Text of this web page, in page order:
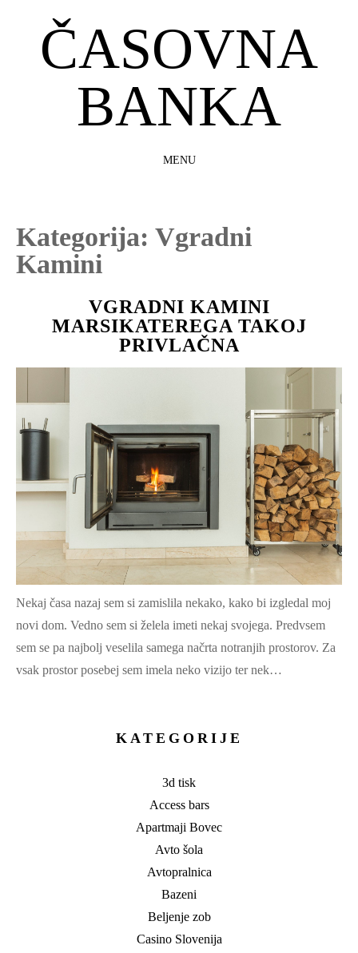
ČASOVNA
BANKA
MENU
CONTENT
Kategorija: Vgradni
Kamini
VGRADNI KAMINI
MARSIKATEREGA TAKOJ
PRIVLAČNA
Nekaj časa nazaj sem si zamislila nekako, kako bi izgledal moj
novi dom. Vedno sem si želela imeti nekaj svojega. Predvsem
sem se pa najbolj veselila samega načrta notranjih prostorov. Za
vsak prostor posebej sem imela neko vizijo ter nek…
KATEGORIJE
3d tisk
Access bars
Apartmaji Bovec
Avto šola
Avtopralnica
Bazeni
Beljenje zob
Casino Slovenija